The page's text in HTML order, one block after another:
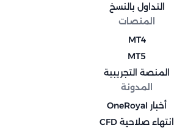
التداول بالنسخ
المنصات
MT4
MT5
المنصة التجريبية
المدونة
أخبار OneRoyal
انتهاء صلاحية CFD